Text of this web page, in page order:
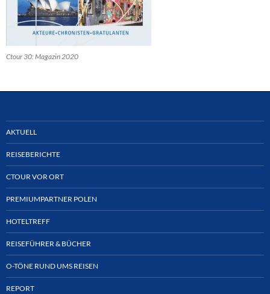
Ctour 30: Magazin 2020
AKTUELL
REISEBERICHTE
CTOUR VOR ORT
PREMIUMPARTNER POLEN
HOTELTREFF
REISEFÜHRER & BÜCHER
O-TÖNE RUND UMS REISEN
REPORT